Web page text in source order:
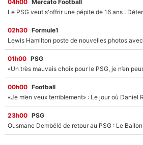
04h00 Mercato Football
02h30 Formule1
01h00 PSG
00h00 Football
23h00 PSG